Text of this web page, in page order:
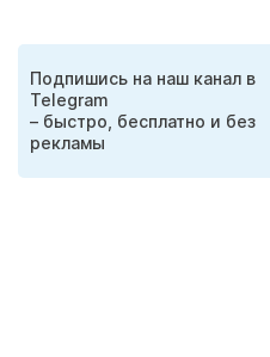
Подпишись на наш канал в
Telegram
– быстро, бесплатно и без
рекламы